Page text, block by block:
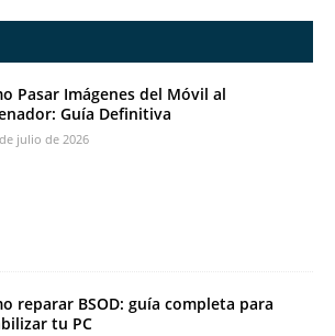
Pasar Imágenes del Móvil al
Guía Definitiva
julio de 2026
reparar BSOD: guía completa para
tu PC